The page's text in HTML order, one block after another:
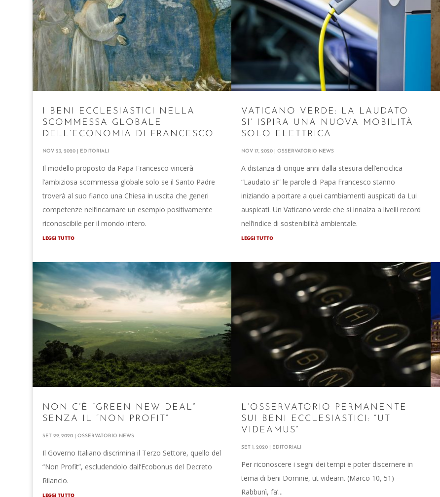
I BENI ECCLESIASTICI NELLA
SCOMMESSA GLOBALE
DELL’ECONOMIA DI FRANCESCO
NOV 23, 2020 EDITORIALI
Il modello proposto da Papa Francesco vincerà
l’ambiziosa scommessa globale solo se il Santo Padre
troverà al suo fianco una Chiesa in uscita che generi
competenze nell’incarnare un esempio positivamente
riconoscibile per il mondo intero.
LEGGI TUTTO
NON C’È “GREEN NEW DEAL”
SENZA IL “NON PROFIT”
SET 29, 2020 |OSSERVATORIO NEWS
Il Governo Italiano discrimina il Terzo Settore, quello del
“Non Profit”, escludendolo dall’Ecobonus del Decreto
Rilancio.
LEGGI TUTTO
VATICANO VERDE: LA LAUDATO
SI’ ISPIRA UNA NUOVA MOBILITÀ
SOLO ELETTRICA
NOV 17, 2020 |OSSERVATORIO NEWS
A distanza di cinque anni dalla stesura dell’enciclica
“Laudato si’” le parole di Papa Francesco stanno
iniziando a portare a quei cambiamenti auspicati da Lui
auspicati. Un Vaticano verde che si innalza a livelli record
nell’indice di sostenibilità ambientale.
LEGGI TUTTO
L’OSSERVATORIO PERMANENTE
SUI BENI ECCLESIASTICI: “UT
VIDEAMUS”
SET 1, 2020 EDITORIALI
Per riconoscere i segni dei tempi e poter discernere in
tema di beni Domine, ut videam. (Marco 10, 51) –
Rabbunì, fa’...